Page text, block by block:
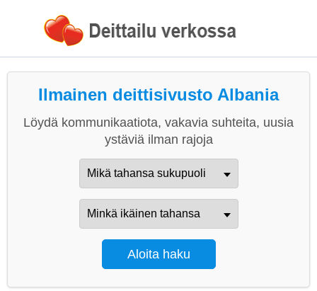
Ilmainen deittisivusto Albania
Löydä kommunikaatiota, vakavia suhteita, uusia
ystäviä ilman rajoja